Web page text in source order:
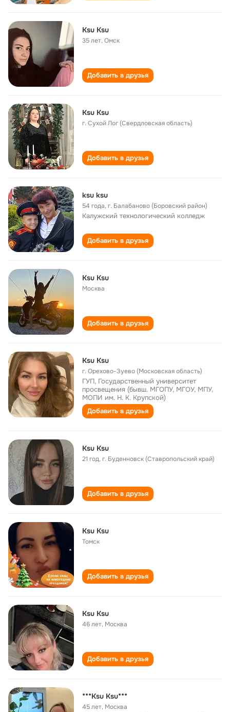
Ksu Ksu
35 лет,Омск
Добавить в друзья
Ksu Ksu
г. Сухой Лог (Свердловская область)
Добавить в друзья
ksu ksu
54 года,г. Балабаново (Боровский район)
Калужский технологический колледж
Добавить в друзья
Ksu Ksu
Москва
Добавить в друзья
Ksu Ksu
г. Орехово-Зуево (Московская область)
ГУП, Государственный университет
просвещения (бывш. МГОПУ, МГОУ, МПУ,
МОПИ им. Н. К. Крупской)
Добавить в друзья
Ksu Ksu
21 год,г. Буденновск (Ставропольский край)
Добавить в друзья
Ksu Ksu
Томск
Добавить в друзья
Ksu Ksu
46 лет, Москва
Добавить в друзья
***Ksu Ksu***
45 лет, Москва